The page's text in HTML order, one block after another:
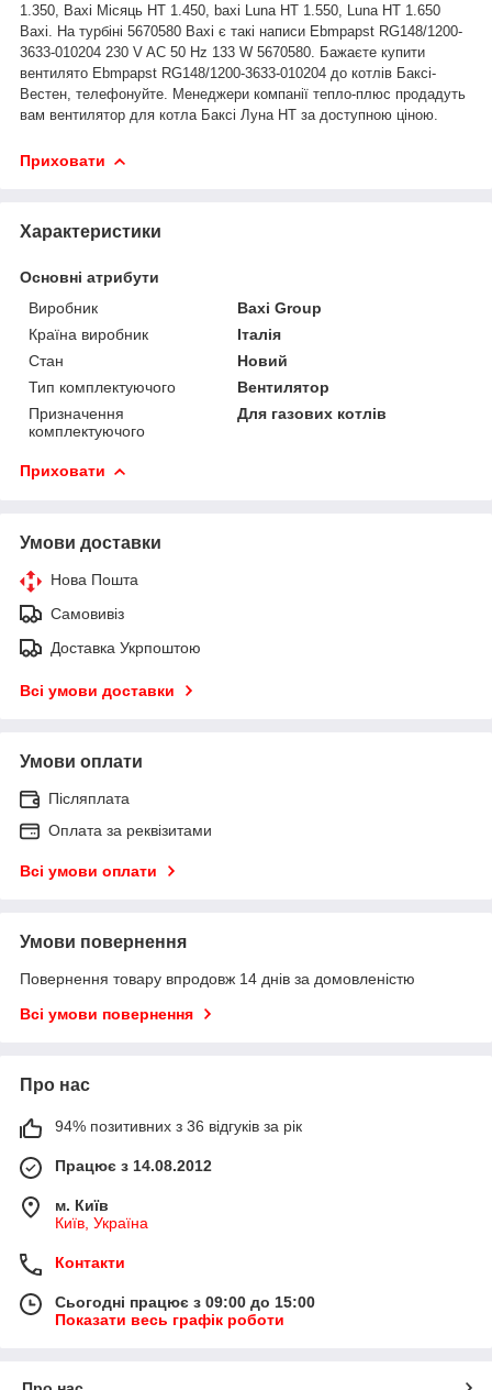
1.350, Baxi Місяць HT 1.450, baxi Luna HT 1.550, Luna HT 1.650
Baxi. На турбіні 5670580 Baxi є такі написи Ebmpapst RG148/1200-
3633-010204 230 V AC 50 Hz 133 W 5670580. Бажаєте купити
вентилято Ebmpapst RG148/1200-3633-010204 до котлів Баксі-
Вестен, телефонуйте. Менеджери компанії тепло-плюc продадуть
вам вентилятор для котла Баксі Луна HT за доступною ціною.
Приховати
Характеристики
Основні атрибути
Виробник
Baxi Group
Країна виробник
Італія
Стан
Новий
Тип комплектуючого
Вентилятор
Призначення
комплектуючого
Для газових котлів
Приховати
Умови доставки
Нова Пошта
Самовивіз
Доставка Укрпоштою
Всі умови доставки
Умови оплати
Післяплата
Оплата за реквізитами
Всі умови оплати
Умови повернення
Повернення товару впродовж 14 днів за домовленістю
Всі умови повернення
Про нас
94% позитивних з 36 відгуків за рік
Працює з 14.08.2012
м. Київ
Київ, Україна
Контакти
Сьогодні працює з 09:00 до 15:00
Показати весь графік роботи